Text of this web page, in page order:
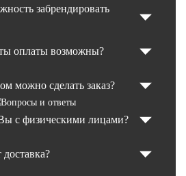
забрендировать
оплаты возможны?
можно сделать заказ?
с физическими лицами?